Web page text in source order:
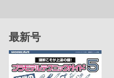
最新号